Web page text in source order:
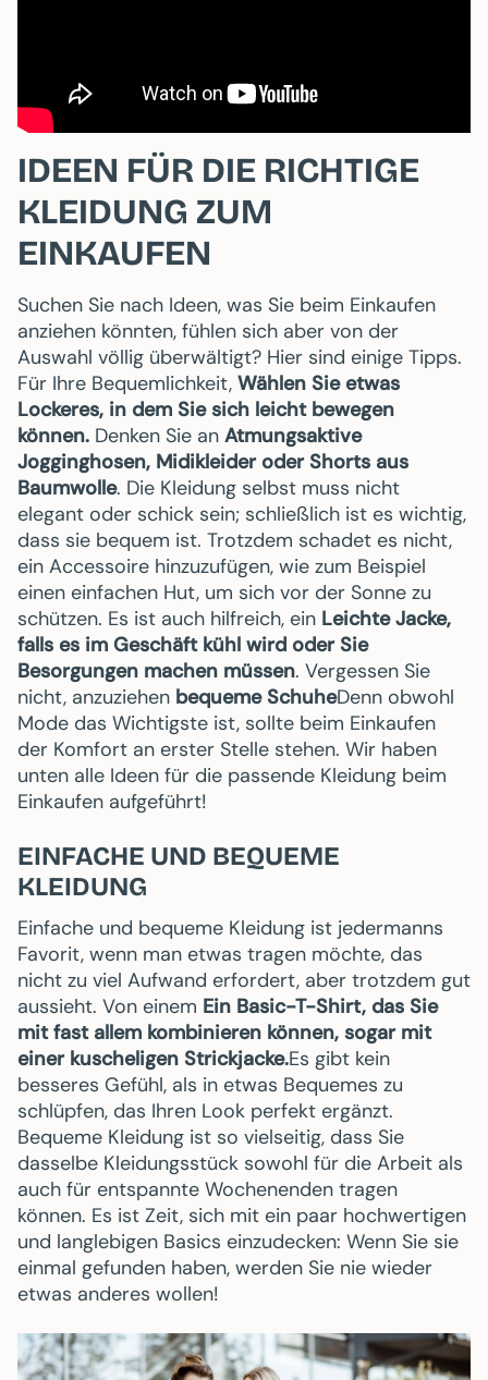
IDEEN FÜR DIE RICHTIGE
KLEIDUNG ZUM
EINKAUFEN
Suchen Sie nach Ideen, was Sie beim Einkaufen
anziehen könnten, fühlen sich aber von der
Auswahl völlig überwältigt? Hier sind einige Tipps.
Für Ihre Bequemlichkeit, Wählen Sie etwas
Lockeres, in dem Sie sich leicht bewegen
können. Denken Sie an Atmungsaktive
Jogginghosen, Midikleider oder Shorts aus
Baumwolle. Die Kleidung selbst muss nicht
elegant oder schick sein; schließlich ist es wichtig,
dass sie bequem ist. Trotzdem schadet es nicht,
ein Accessoire hinzuzufügen, wie zum Beispiel
einen einfachen Hut, um sich vor der Sonne zu
schützen. Es ist auch hilfreich, ein Leichte Jacke,
falls es im Geschäft kühl wird oder Sie
Besorgungen machen müssen. Vergessen Sie
nicht, anzuziehen bequeme SchuheDenn obwohl
Mode das Wichtigste ist, sollte beim Einkaufen
der Komfort an erster Stelle stehen. Wir haben
unten alle Ideen für die passende Kleidung beim
Einkaufen aufgeführt!
EINFACHE UND BEQUEME
KLEIDUNG
Einfache und bequeme Kleidung ist jedermanns
Favorit, wenn man etwas tragen möchte, das
nicht zu viel Aufwand erfordert, aber trotzdem gut
aussieht. Von einem Ein Basic-T-Shirt, das Sie
mit fast allem kombinieren können, sogar mit
einer kuscheligen Strickjacke.Es gibt kein
besseres Gefühl, als in etwas Bequemes zu
schlüpfen, das Ihren Look perfekt ergänzt.
Bequeme Kleidung ist so vielseitig, dass Sie
dasselbe Kleidungsstück sowohl für die Arbeit als
auch für entspannte Wochenenden tragen
können. Es ist Zeit, sich mit ein paar hochwertigen
und langlebigen Basics einzudecken: Wenn Sie sie
einmal gefunden haben, werden Sie nie wieder
etwas anderes wollen!